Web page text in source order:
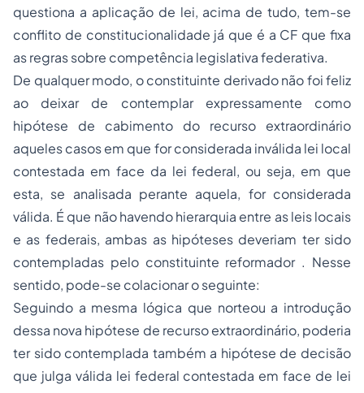
questiona a aplicação de lei, acima de tudo, tem-se
conflito de constitucionalidade já que é a CF que fixa
as regras sobre competência legislativa federativa.
De qualquer modo, o constituinte derivado não foi feliz
ao deixar de contemplar expressamente como
hipótese de cabimento do recurso extraordinário
aqueles casos em que for considerada inválida lei local
contestada em face da lei federal, ou seja, em que
esta, se analisada perante aquela, for considerada
válida. É que não havendo hierarquia entre as leis locais
e as federais, ambas as hipóteses deveriam ter sido
contempladas pelo constituinte reformador . Nesse
sentido, pode-se colacionar o seguinte:
Seguindo a mesma lógica que norteou a introdução
dessa nova hipótese de recurso extraordinário, poderia
ter sido contemplada também a hipótese de decisão
que julga válida lei federal contestada em face de lei